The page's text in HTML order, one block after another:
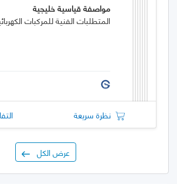
مواصفة قياسية خليجية
المتطلبات الفنية للمركبات
نظرة سريعة
عرض الكل